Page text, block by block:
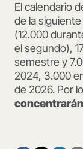
El calendario
de la
(12.000
el segundo),
semestre y
2024, 3.000
de 2026. Por